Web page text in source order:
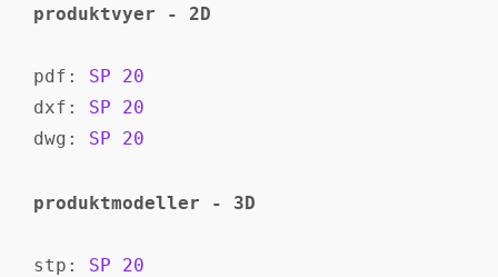
produktvyer - 2D
pdf: SP 20
dxf: SP 20
dwg: SP 20
produktmodeller - 3D
stp: SP 20